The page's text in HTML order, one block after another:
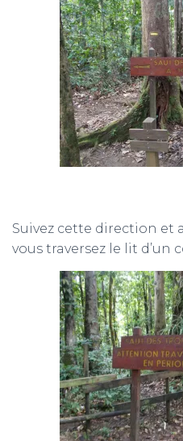
Suivez cette direction et
vous traversez le lit d’un